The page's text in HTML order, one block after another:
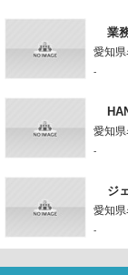
業
愛知
-
愛知
-
ジ
愛知
-